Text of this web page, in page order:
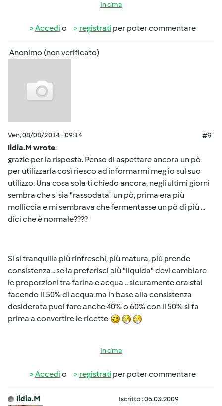
In cima
Accedi o registrati per poter commentare
Anonimo (non verificato)
Ven, 08/08/2014 - 09:14
#9
lidia.M wrote:
grazie per la risposta. Penso di aspettare ancora un pò
per utilizzarla così riesco ad informarmi meglio sul suo
utilizzo. Una cosa sola ti chiedo ancora, negli ultimi giorni
sembra che si sia "rassodata" un pò, prima era più
molliccia e mi sembrava che fermentasse un pò di più ...
dici che è normale????
Si si tranquilla più rinfreschi, più matura, più prende
consistenza .. se la preferisci più "liquida" devi cambiare
le proporzioni tra farina e acqua .. sicuramente ora stai
facendo il 50% di acqua ma in base alla consistenza
desiderata puoi fare anche 40% o 60% con il 50% si fa
prima a convertire le ricette
In cima
Accedi o registrati per poter commentare
lidia.M Iscritto : 06.03.2009